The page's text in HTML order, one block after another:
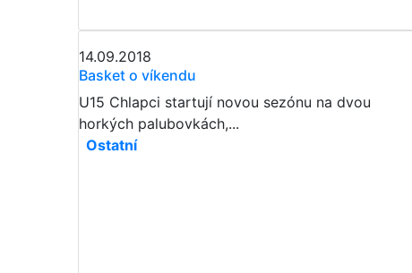
14.09.2018
Basket o víkendu
U15 Chlapci startují novou sezónu na dvou
horkých palubovkách,...
Ostatní